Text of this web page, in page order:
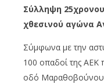
Σύλληψη
χθεσινού αγώνα
Σύμφωνα με την
100 οπαδοί της ΑΕΚ
οδό Μαραθοβούνου.